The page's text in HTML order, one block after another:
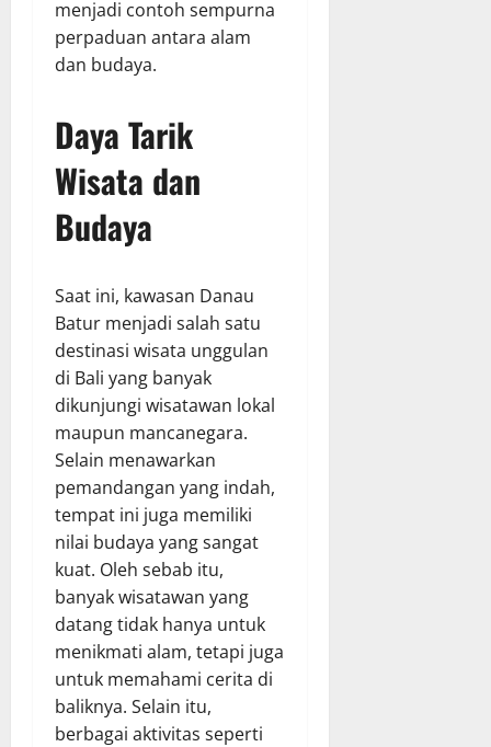
menjadi contoh sempurna
perpaduan antara alam
dan budaya.
Daya Tarik
Wisata dan
Budaya
Saat ini, kawasan Danau
Batur menjadi salah satu
destinasi wisata unggulan
di Bali yang banyak
dikunjungi wisatawan lokal
maupun mancanegara.
Selain menawarkan
pemandangan yang indah,
tempat ini juga memiliki
nilai budaya yang sangat
kuat. Oleh sebab itu,
banyak wisatawan yang
datang tidak hanya untuk
menikmati alam, tetapi juga
untuk memahami cerita di
baliknya. Selain itu,
berbagai aktivitas seperti